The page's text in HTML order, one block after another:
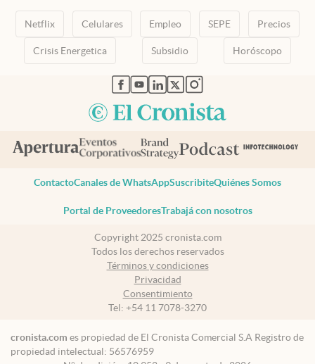
Netflix Celulares Empleo SEPE Precios
Crisis Energetica Subsidio Horóscopo
abre en nueva pestaña
abre en nueva pestaña
abre en nueva pestaña
abre en nueva pestaña
abre en nueva pestaña
ContactoCanales de WhatsAppSuscribiteQuiénes Somos
Portal de ProveedoresTrabajá con nosotros
Copyright 2025 cronista.com
Todos los derechos reservados
Términos y condiciones
Privacidad
Consentimiento
Tel: +54 11 7078-3270
cronista.com es propiedad de El Cronista Comercial S.A Registro de
propiedad intelectual: 56576959